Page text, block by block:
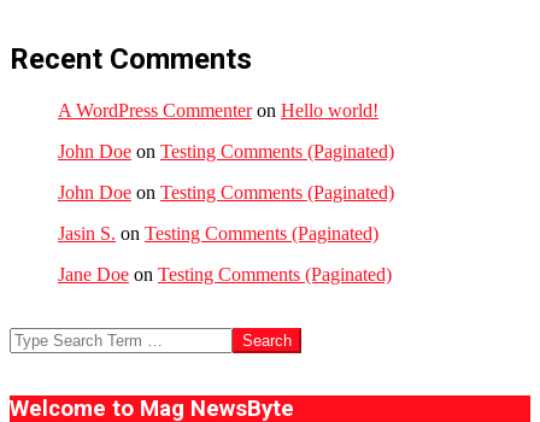
Recent Comments
A WordPress Commenteron Hello world!
John Doe on Testing Comments (Paginated)
John Doe on Testing Comments (Paginated)
Jasin S. on Testing Comments (Paginated)
Jane Doe on Testing Comments (Paginated)
Search
Welcome to Mag NewsByte